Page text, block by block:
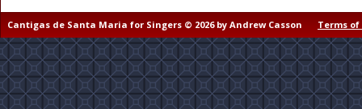
Cantigas de Santa Maria for Singers © 2026 by Andrew Casson Terms of